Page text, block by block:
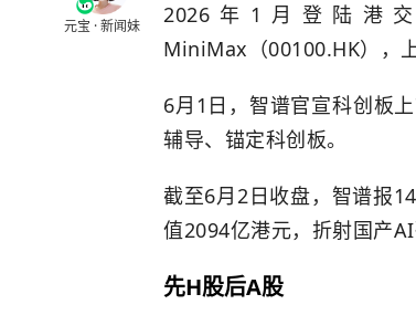
元宝 · 新闻妹 2026年1月登陆港
MiniMax（00100.HK），
6月1日，智谱官宣科创板
辅导、锚定科创板。
截至6月2日收盘，智谱报
值2094亿港元，折射国产
先H股后A股